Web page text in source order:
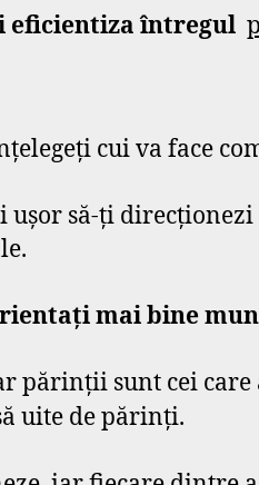
eficientiza întregul
cui va face
ușor să-ți
mai bine
părinții sunt cei
uite de părinți.